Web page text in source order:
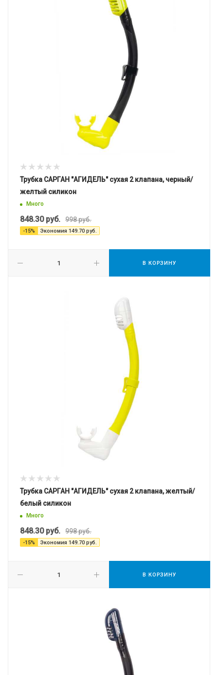
Трубка САРГАН "АГИДЕЛЬ" сухая 2 клапана, черный/
желтый силикон
Много
848.30руб. 998руб.
-15% Экономия 149.70 руб.
В КОРЗИНУ
Трубка САРГАН "АГИДЕЛЬ" сухая 2 клапана, желтый/
белый силикон
Много
848.30руб. 998руб.
-15% Экономия 149.70 руб.
В КОРЗИНУ